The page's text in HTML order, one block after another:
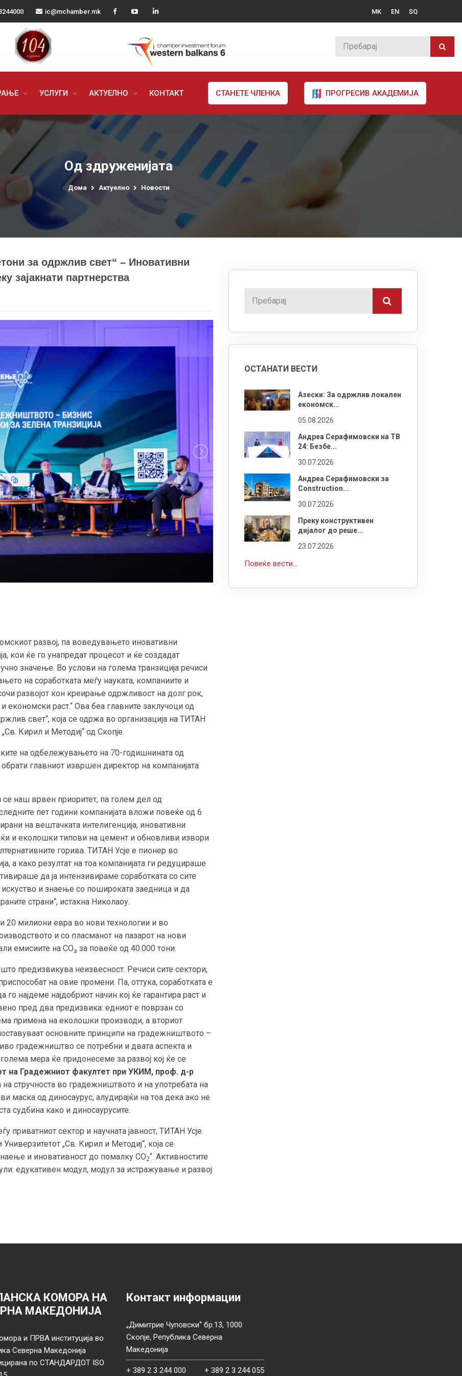
ic@mchamber.mk MK EN SQ
УСЛУГИ АКТУЕЛНО КОНТАКТ СТАНЕТЕ ЧЛЕНКА ПРОГРЕСИВ АКАДЕМИЈА
Од здруженијата
Дома Актуелно Новости
за одржлив свет“ – Иновативни
зајакнати партнерства
развој, па воведувањето иновативни
кои ќе го унапредат процесот и ќе создадат
значење. Во услови на голема транзиција речиси
на соработката меѓу науката, компаниите и
развојот кон креирање одржливост на долг рок,
економски раст.“ Ова беа главните заклучоци од
свет“, која се одржа во организација на ТИТАН
Кирил и Методиј“ од Скопје.
на одбележувањето на 70-годишнината од
главниот извршен директор на компанијата
наш врвен приоритет, па голем дел од
пет години компанијата вложи повеќе од 6
на вештачката интелигенција, иновативни
и еколошки типови на цемент и обновливи извори
горива. ТИТАН Усје е пионер во
а како резултат на тоа компанијата ги редуцираше
да ја интензивираме соработката со сите
и знаење со пошироката заедница и да
страни“, истакна Николаоу.
20 милиони евра во нови технологии и во
и со пласманот на пазарот на нови
емисиите на CO₂ за повеќе од 40.000 тони.
предизвикува неизвесност. Речиси сите сектори,
на овие промени. Па, оттука, соработката е
најдеме најдобриот начин кој ќе гарантира раст и
пред два предизвика: едниот е поврзан со
примена на еколошки производи, а вториот
основните принципи на градежништвото –
градежништво се потребни и двата аспекта и
мера ќе придонесеме за развој кој ќе се
на Градежниот факултет при УКИМ, проф. д-р
на стручноста во градежништвото и на употребата на
маска од диносаурус, алудирајќи на тоа дека ако не
судбина како и диносаурусите.
приватниот сектор и научната јавност, ТИТАН Усје
„Св. Кирил и Методиј“, која се
и иновативност до помалку CO2“. Активностите
едукативен модул, модул за истражување и развој
ОСТАНАТИ ВЕСТИ
Азески: За одржлив локален
економск...
05.08.2026
Андреа Серафимовски на ТВ
24: Безбе...
30.07.2026
Андреа Серафимовски за
Construction...
30.07.2026
Преку конструктивен
дијалог до реше...
23.07.2026
Повеќе вести...
КОМОРА НА
МАКЕДОНИЈА
и ПРВА институција во
Северна Македонија
по СТАНДАРДОТ ISO
Контакт информации
„Димитрие Чуповски“ бр.13, 1000
Скопје, Република Северна
Македонија
+ 389 2 3 244 000 + 389 2 3 244 055